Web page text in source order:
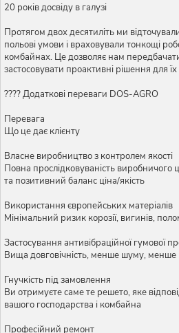
20 років досвіду в галузі
Протягом двох десятиліть ми
польові умови і враховували тонкощі
комбайнах. Це дозволяє нам передбачати
застосовувати проактивні рішення для
???? Додаткові переваги DOS-AGRO
Перевага
Що це дає клієнту
Власне виробництво з контролем якості
Повна прослідковуваність
та позитивний баланс ціна/якість
Використання європейських матеріалів
Мінімальний ризик корозії, вигинів,
Застосування антивібраційної гумової
Вища довговічність, менше шуму, менше
Гнучкість під замовлення
Ви отримуєте саме те решето, яке
вашого господарства і комбайна
Професійний ремонт